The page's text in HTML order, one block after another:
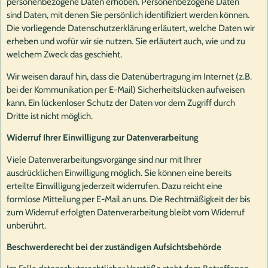
sind Daten, mit denen Sie persönlich identifiziert werden können.
Die vorliegende Datenschutzerklärung erläutert, welche Daten wir
erheben und wofür wir sie nutzen. Sie erläutert auch, wie und zu
welchem Zweck das geschieht.
Wir weisen darauf hin, dass die Datenübertragung im Internet (z.B.
bei der Kommunikation per E-Mail) Sicherheitslücken aufweisen
kann. Ein lückenloser Schutz der Daten vor dem Zugriff durch
Dritte ist nicht möglich.
Widerruf Ihrer Einwilligung zur Datenverarbeitung
Viele Datenverarbeitungsvorgänge sind nur mit Ihrer
ausdrücklichen Einwilligung möglich. Sie können eine bereits
erteilte Einwilligung jederzeit widerrufen. Dazu reicht eine
formlose Mitteilung per E-Mail an uns. Die Rechtmäßigkeit der bis
zum Widerruf erfolgten Datenverarbeitung bleibt vom Widerruf
unberührt.
Beschwerderecht bei der zuständigen Aufsichtsbehörde